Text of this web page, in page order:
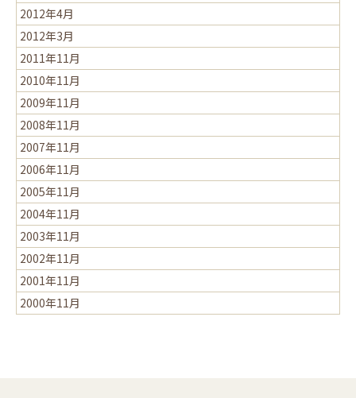
2012年4月
2012年3月
2011年11月
2010年11月
2009年11月
2008年11月
2007年11月
2006年11月
2005年11月
2004年11月
2003年11月
2002年11月
2001年11月
2000年11月